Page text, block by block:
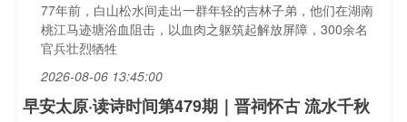
77年前，白山松水间走出一群年轻的吉林子弟，他们在湖南
桃江马迹塘浴血阻击，以血肉之躯筑起解放屏障，300余名
官兵壮烈牺牲
2026-08-06 13:45:00
早安太原·读诗时间第479期｜晋祠怀古 流水千秋